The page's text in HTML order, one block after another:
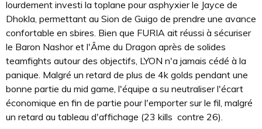
lourdement investi la toplane pour asphyxier le Jayce de
Dhokla, permettant au Sion de Guigo de prendre une avance
confortable en sbires. Bien que FURIA ait réussi à sécuriser
le Baron Nashor et l'Âme du Dragon après de solides
teamfights autour des objectifs, LYON n'a jamais cédé à la
panique. Malgré un retard de plus de 4k golds pendant une
bonne partie du mid game, l'équipe a su neutraliser l'écart
économique en fin de partie pour l'emporter sur le fil, malgré
un retard au tableau d'affichage (23 kills contre 26).